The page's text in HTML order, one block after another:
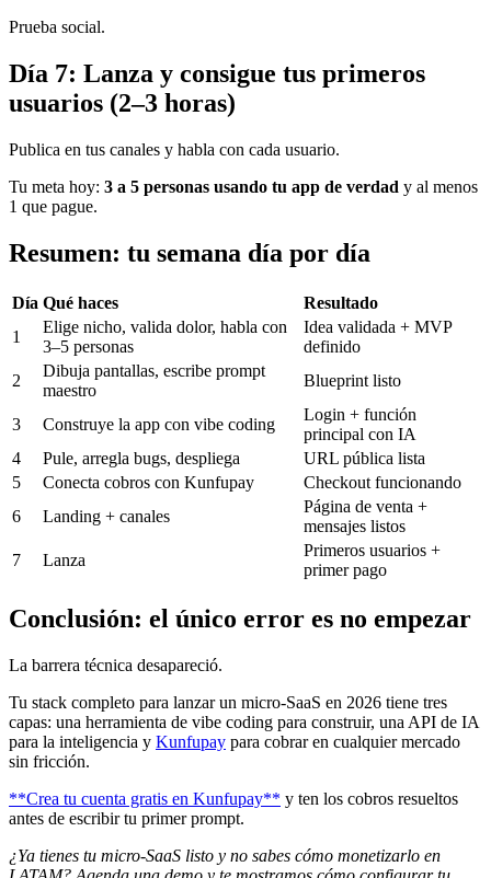
Prueba social.
Día 7: Lanza y consigue tus primeros
usuarios (2–3 horas)
Publica en tus canales y habla con cada usuario.
Tu meta hoy: 3 a 5 personas usando tu app de verdad y al menos
1 que pague.
Resumen: tu semana día por día
Día Qué haces
Resultado
1
Elige nicho, valida dolor, habla con
3–5 personas
Idea validada + MVP
definido
2
Dibuja pantallas, escribe prompt
maestro
Blueprint listo
3 Construye la app con vibe coding
Login + función
principal con IA
4
Pule, arregla bugs, despliega
URL pública lista
5
Conecta cobros con Kunfupay
Checkout funcionando
6
Landing + canales
Página de venta +
mensajes listos
7
Lanza
Primeros usuarios +
primer pago
Conclusión: el único error es no empezar
La barrera técnica desapareció.
Tu stack completo para lanzar un micro-SaaS en 2026 tiene tres
capas: una herramienta de vibe coding para construir, una API de IA
para la inteligencia y Kunfupay para cobrar en cualquier mercado
sin fricción.
**Crea tu cuenta gratis en Kunfupay** y ten los cobros resueltos
antes de escribir tu primer prompt.
¿Ya tienes tu micro-SaaS listo y no sabes cómo monetizarlo en